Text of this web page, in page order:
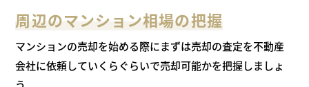
周辺のマンション相場の把握
マンションの売却を始める際にまずは売却の査定を不動産
会社に依頼していくらぐらいで売却可能かを把握しましょ